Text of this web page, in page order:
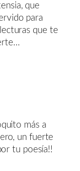
que
para
que te
más a
un fuerte
tu poesía!!